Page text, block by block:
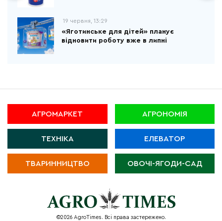
19 червня, 13:29
«Яготинське для дітей» планує
відновити роботу вже в липні
АГРОМАРКЕТ АГРОНОМІЯ
ТЕХНІКА ЕЛЕВАТОР
ТВАРИННИЦТВО ОВОЧІ-ЯГОДИ-САД
©2026 AgroTimes. Всі права застережено.